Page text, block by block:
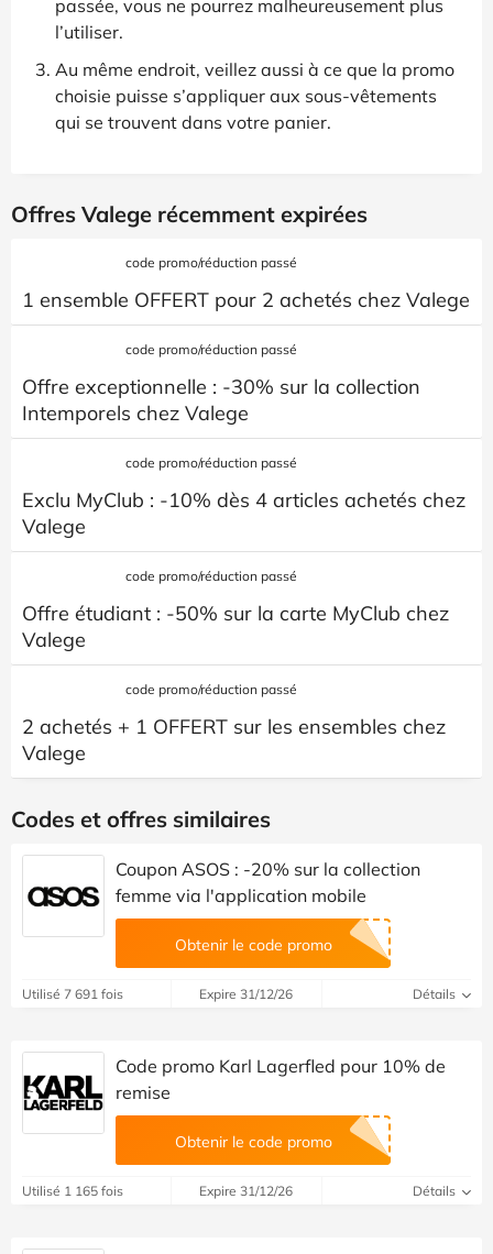
passée, vous ne pourrez malheureusement plus
l’utiliser.
Au même endroit, veillez aussi à ce que la promo
choisie puisse s’appliquer aux sous-vêtements
qui se trouvent dans votre panier.
Offres Valege récemment expirées
code promo/réduction passé
1 ensemble OFFERT pour 2 achetés chez Valege
code promo/réduction passé
Offre exceptionnelle : -30% sur la collection
Intemporels chez Valege
code promo/réduction passé
Exclu MyClub : -10% dès 4 articles achetés chez
Valege
code promo/réduction passé
Offre étudiant : -50% sur la carte MyClub chez
Valege
code promo/réduction passé
2 achetés + 1 OFFERT sur les ensembles chez
Valege
Codes et offres similaires
Coupon ASOS : -20% sur la collection
femme via l'application mobile
Obtenir le code promo
Utilisé 7 691 fois Expire 31/12/26 Détails
Code promo Karl Lagerfled pour 10% de
remise
Obtenir le code promo
Utilisé 1 165 fois Expire 31/12/26 Détails